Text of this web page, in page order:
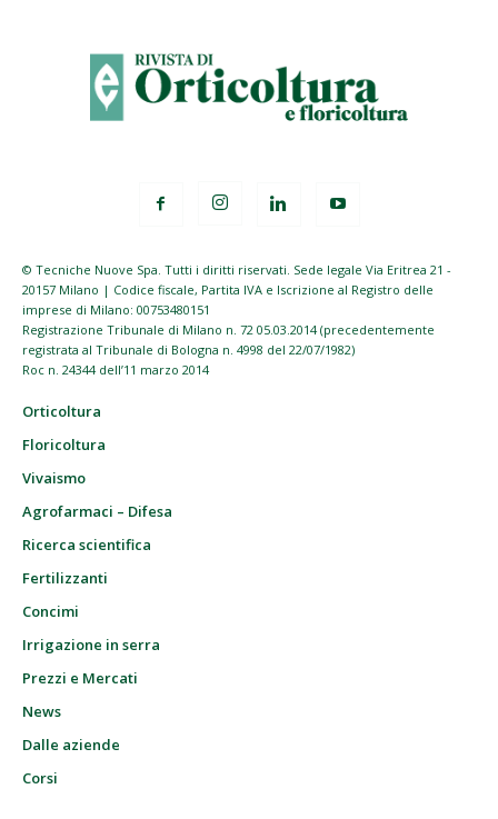
© Tecniche Nuove Spa. Tutti i diritti riservati. Sede legale Via Eritrea 21 -
20157 Milano | Codice fiscale, Partita IVA e Iscrizione al Registro delle
imprese di Milano: 00753480151
Registrazione Tribunale di Milano n. 72 05.03.2014 (precedentemente
registrata al Tribunale di Bologna n. 4998 del 22/07/1982)
Roc n. 24344 dell’11 marzo 2014
Orticoltura
Floricoltura
Vivaismo
Agrofarmaci – Difesa
Ricerca scientifica
Fertilizzanti
Concimi
Irrigazione in serra
Prezzi e Mercati
News
Dalle aziende
Corsi